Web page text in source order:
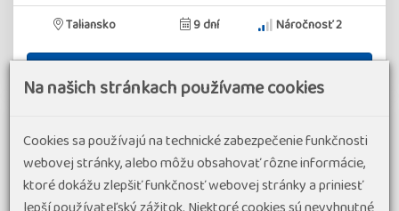
Taliansko 9 dní Náročnosť 2
Na našich stránkach používame cookies
Cookies sa používajú na technické zabezpečenie funkčnosti
webovej stránky, alebo môžu obsahovať rôzne informácie,
ktoré dokážu zlepšiť funkčnosť webovej stránky a priniesť